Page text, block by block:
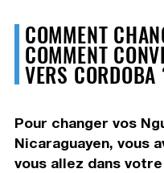
COMMENT
COMMENT
VERS CORDOBA
Pour changer vos
Nicaraguayen, vous
vous allez dans